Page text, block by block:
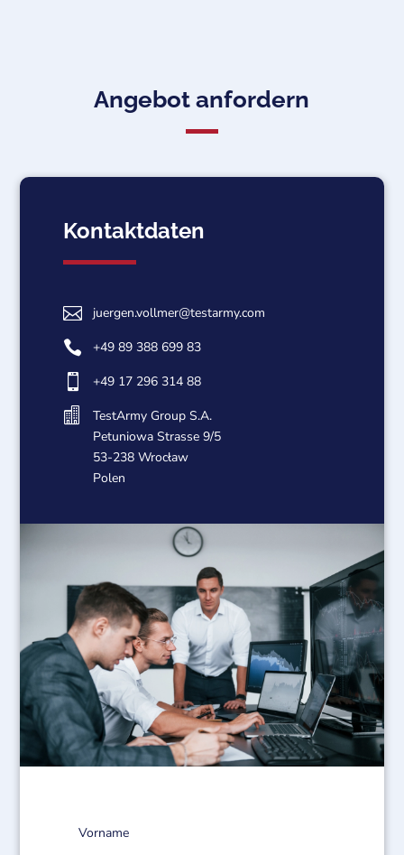
Angebot anfordern
Kontaktdaten
 juergen.vollmer@testarmy.com
 +49 89 388 699 83
 +49 17 296 314 88

TestArmy Group S.A.
Petuniowa Strasse 9/5
53-238 Wrocław
Polen